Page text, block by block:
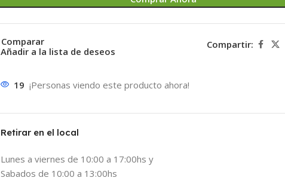
Comparar
Añadir a la lista de deseos
Compartir:
19 ¡Personas viendo este producto ahora!
Retirar en el local
Lunes a viernes de 10:00 a 17:00hs y
Sabados de 10:00 a 13:00hs